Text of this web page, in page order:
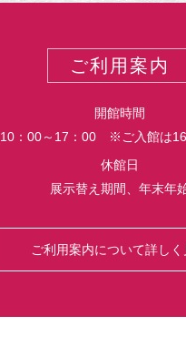
ご利用案内
開館時間
10：00～17：00 ※ご入館は
休館日
展示替え期間、年末年
ご利用案内について詳しく